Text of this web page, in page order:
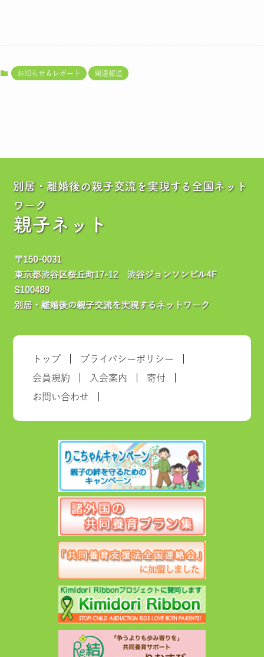
お知らせ＆レポート 関連報道
別居・離婚後の親子交流を実現する全国ネット
ワーク
親子ネット
トップ プライバシーポリシー
会員規約 入会案内 寄付
お問い合わせ